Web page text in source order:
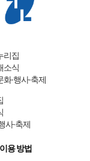
리집
소식
·행사·축제
사·축제
용 방법